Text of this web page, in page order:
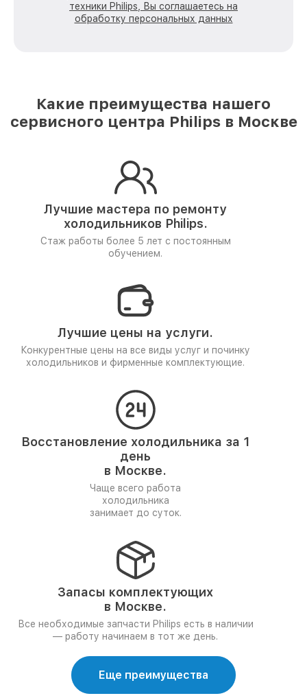
техники Philips, Вы соглашаетесь на
обработку персональных данных
Какие преимущества нашего
сервисного центра Philips в Москве
Лучшие мастера по ремонту
холодильников Philips.
Стаж работы более 5 лет с постоянным
обучением.
Лучшие цены на услуги.
Конкурентные цены на все виды услуг и починку
холодильников и фирменные комплектующие.
Восстановление холодильника за 1
день
в Москве.
Чаще всего работа
холодильника
занимает до суток.
Запасы комплектующих
в Москве.
Все необходимые запчасти Philips есть в наличии
— работу начинаем в тот же день.
Еще преимущества